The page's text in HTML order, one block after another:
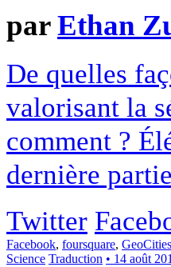
parEthan
De quelles
valorisant la
comment ?
dernière
Twitter
Facebook, foursquare, GeoCities
Science Traduction • 14 août